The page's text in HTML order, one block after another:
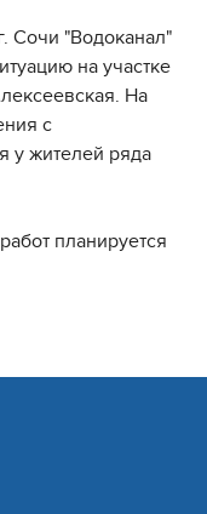
"Водоканал"
на участке
На
с
у жителей ряда
планируется